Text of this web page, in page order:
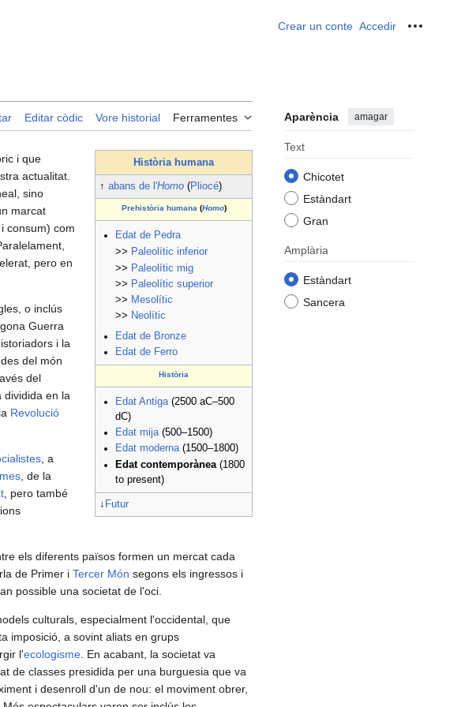
Crear un conte Accedir
Editar còdic Vore historial Ferramentes Aparència amagar
Text
Chicotet
Estàndart
Gran
Amplària
Estàndart
Sancera
Història humana
↑ abans de l'Homo (Pliocé)
Prehistòria humana (Homo)
Edat de Pedra
>> Paleolític inferior
>> Paleolític mig
>> Paleolític superior
>> Mesolític
>> Neolític
Edat de Bronze
Edat de Ferro
Història
Edat Antiga(2500 aC–500
dC)
Edat mija(500–1500)
Edat moderna(1500–1800)
Edat contemporànea (1800
to present)
↓ Futur
i que
actualitat.
sino
marcat
consum) com
pero en
o inclús
Guerra
i la
del món
del
dividida en la
Revolució
, a
, de la
, pero també
els diferents països formen un mercat cada
de Primer i Tercer Món segons els ingressos i
possible una societat de l'oci.
culturals, especialment l'occidental, que
imposició, a sovint aliats en grups
l'ecologisme . En acabant, la societat va
de classes presidida per una burguesia que va
i desenroll d'un de nou: el moviment obrer,